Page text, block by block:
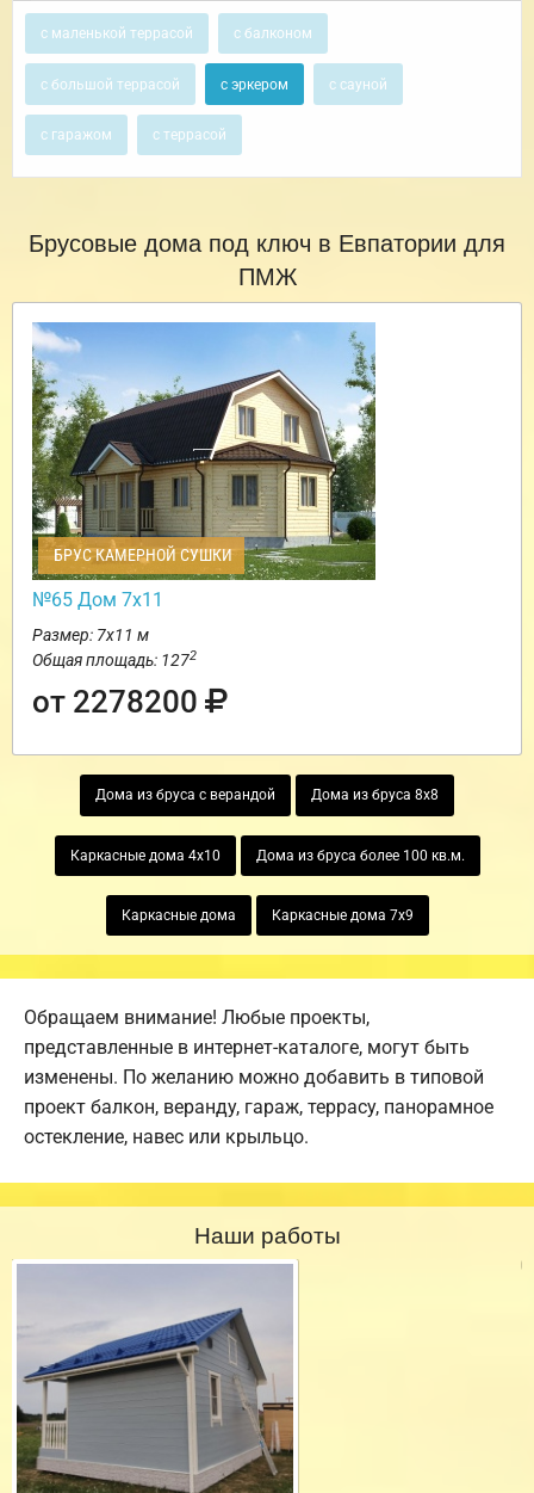
с маленькой террасой с балконом
с большой террасой с эркером с сауной
с гаражом с террасой
Брусовые дома под ключ в Евпатории для
ПМЖ
БРУС КАМЕРНОЙ СУШКИ
№65 Дом 7х11
Размер: 7х11 м
Общая площадь: 1272
от 2278200
Дома из бруса с верандой Дома из бруса 8х8
Каркасные дома 4х10 Дома из бруса более 100 кв.м.
Каркасные дома Каркасные дома 7х9
Обращаем внимание! Любые проекты,
представленные в интернет-каталоге, могут быть
изменены. По желанию можно добавить в типовой
проект балкон, веранду, гараж, террасу, панорамное
остекление, навес или крыльцо.
Наши работы